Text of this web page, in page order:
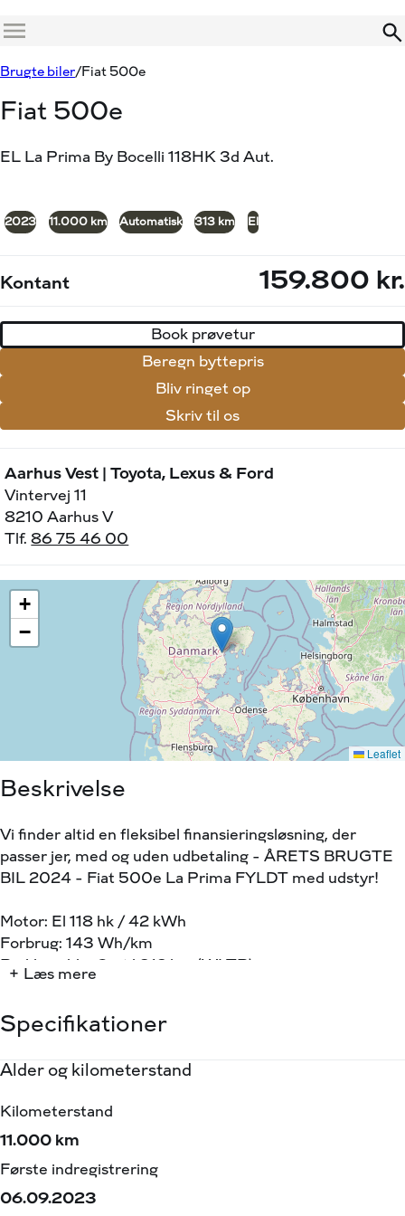
Menu
Brugte biler Fiat 500e
Fiat 500e
EL La Prima By Bocelli 118HK 3d Aut.
2023 11.000 km Automatisk 313 km El
Kontant 159.800 kr.
Book prøvetur
Beregn byttepris
Bliv ringet op
Skriv til os
Aarhus Vest | Toyota, Lexus & Ford
Vintervej 11
8210 Aarhus V
Tlf.86 75 46 00
Beskrivelse
Vi finder altid en fleksibel finansieringsløsning, der
passer jer, med og uden udbetaling - ÅRETS BRUGTE
BIL 2024 - Fiat 500e La Prima FYLDT med udstyr!
Motor: El 118 hk / 42 kWh
Forbrug: 143 Wh/km
Rækkevidde: Op til 312 km (WLTP)
Ladetid, Lyn/hurtig: 0-80% ca. 35 minutter v. max
Grøn ejerafgift: 490,- (halvårlig)
Fremhævet Udstyr:
⭐️ JBL premium-HIFI lydsystem,
⭐️ Adaptiv Fartpilot
⭐️ Vognbaneassistent
⭐️ Frontassistent
+ Læs mere
Specifikationer
Alder og kilometerstand
Kilometerstand
11.000 km
Første indregistrering
06.09.2023
Motor og ydelse
0-100 km/t
9,00 sek.
Tophastighed
150 km/t
Elektriske egenskaber
Batteristørrelse
42,00 kWh
Rækkevidde (WLTP)
313,00 km
Rummelighed og mål
Køreklar vægt
1365 kg
Totalvægt
1765 kg
Økonomi
Brændstofforbrug (NEDC)
63,80 km/l
Grøn ejerafgift (årlig)
920